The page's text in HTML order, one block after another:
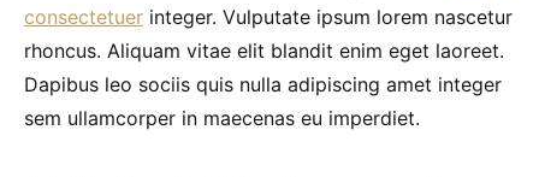
consectetuer integer. Vulputate ipsum lorem nascetur
rhoncus. Aliquam vitae elit blandit enim eget laoreet.
Dapibus leo sociis quis nulla adipiscing amet integer
sem ullamcorper in maecenas eu imperdiet.